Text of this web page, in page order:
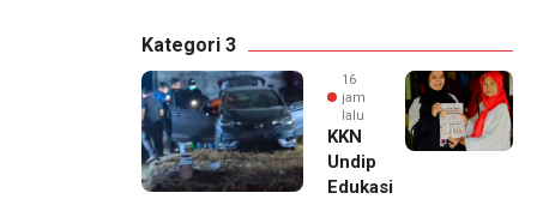
Kategori 3
16
jam
lalu
KKN
Undip
Edukasi